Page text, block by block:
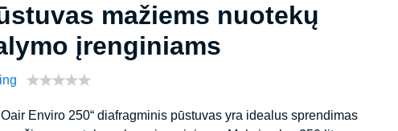
mažiems nuotekų
įrenginiams
Enviro 250“ diafragminis pūstuvas yra idealus sprendimas